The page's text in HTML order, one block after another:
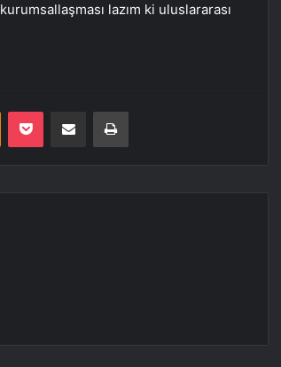
lazım ki uluslararası
Odnoklassniki
Pocket E-Posta ile paylaş Yazdır